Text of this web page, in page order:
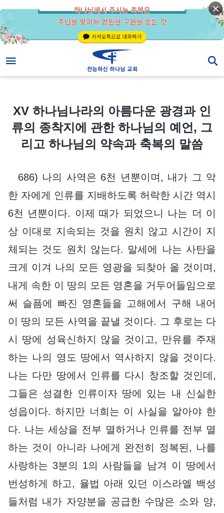
XV 하나님나라의 아름다운 광경과 인
류의 종착지에 관한 하나님의 예언, 그
리고 하나님의 약속과 축복의 말씀
686) 나의 사역은 6천 년뿐이며, 내가 그 악
한 자에게 인류를 지배하도록 허락한 시간 역시
6천 년뿐이다. 이제 때가 되었으니 나는 더 이
상 이대로 지속되는 것을 원치 않고 시간이 지
체되는 것도 원치 않는다. 말세에 나는 사탄을
크게 이겨 나의 모든 영광을 되찾아 올 것이며,
내게 속한 이 땅의 모든 영혼을 거두어들임으로
써 슬픔에 빠진 영혼들을 고해에서 구해 내어
이 땅의 모든 사역을 끝낼 것이다. 그 후로는 다
시 땅에 성육신하지 않을 것이고, 만유를 주재
하는 나의 영도 땅에서 역사하지 않을 것이다.
나는 다만 땅에서 인류를 다시 창조할 것인데,
그들은 성결한 인류이자 땅에 있는 내 신실한
성읍이다. 하지만 너희는 이 사실을 알아야 한
다. 나는 세상을 전부 멸하거나 인류를 전부 멸
하는 것이 아니라 나에게 완전히 정복된, 나를
사랑하는 3분의 1의 사람들을 남겨 이 땅에서
번성하게 하고, 율법 아래 있던 이스라엘 백성
들처럼 내가 자양분을 공급한 수많은 소와 양,